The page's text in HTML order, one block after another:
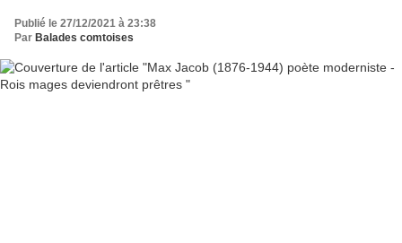
Publié le 27/12/2021 à 23:38
Par Balades comtoises